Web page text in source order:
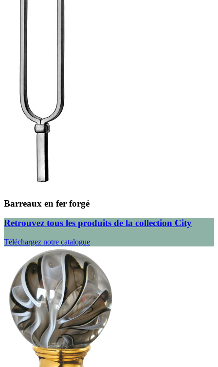
Barreaux en fer forgé
Retrouvez tous les produits de la collection City
Téléchargez notre catalogue